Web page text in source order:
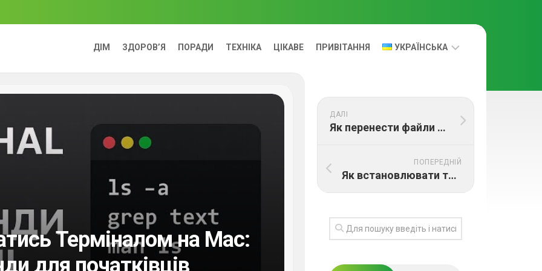
ДІМ ЗДОРОВ’Я ПОРАДИ ТЕХНІКА ЦІКАВЕ ПРИВІТАННЯ УКРАЇНСЬКА
УКРАЇНСЬКА
Терміналом на Mac:
для початківців
ДАЛІ
Як перенести файли з Windows на Mac: найзручніші способи
ПОПЕРЕДНІЙ
Як встановлювати та видаляти програми на Mac правильно